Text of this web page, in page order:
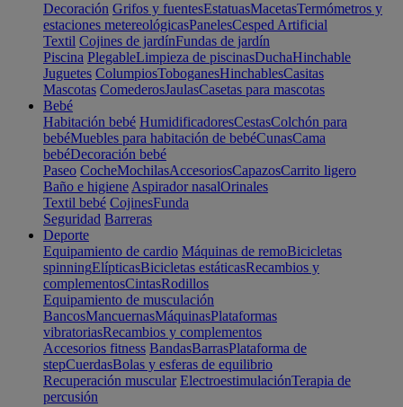
Decoración Grifos y fuentesEstatuasMacetasTermómetros y
estaciones metereológicasPanelesCesped Artificial
Textil Cojines de jardínFundas de jardín
Piscina PlegableLimpieza de piscinasDuchaHinchable
Juguetes ColumpiosToboganesHinchablesCasitas
Mascotas ComederosJaulasCasetas para mascotas
Bebé
Habitación bebé HumidificadoresCestasColchón para
bebéMuebles para habitación de bebéCunasCama
bebéDecoración bebé
Paseo CocheMochilasAccesoriosCapazosCarrito ligero
Baño e higiene Aspirador nasalOrinales
Textil bebé CojinesFunda
Seguridad Barreras
Deporte
Equipamiento de cardio Máquinas de remoBicicletas
spinningElípticasBicicletas estáticasRecambios y
complementosCintasRodillos
Equipamiento de musculación
BancosMancuernasMáquinasPlataformas
vibratoriasRecambios y complementos
Accesorios fitness BandasBarrasPlataforma de
stepCuerdasBolas y esferas de equilibrio
Recuperación muscular ElectroestimulaciónTerapia de
percusión